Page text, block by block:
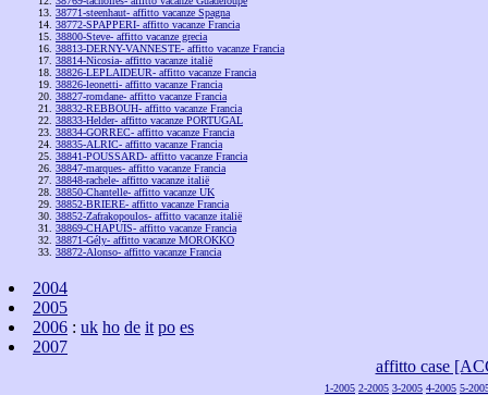
38771-steenhaut- affitto vacanze Spagna
38772-SPAPPERI- affitto vacanze Francia
38800-Steve- affitto vacanze grecia
38813-DERNY-VANNESTE- affitto vacanze Francia
38814-Nicosia- affitto vacanze italië
38826-LEPLAIDEUR- affitto vacanze Francia
38826-leonetti- affitto vacanze Francia
38827-romdane- affitto vacanze Francia
38832-REBBOUH- affitto vacanze Francia
38833-Helder- affitto vacanze PORTUGAL
38834-GORREC- affitto vacanze Francia
38835-ALRIC- affitto vacanze Francia
38841-POUSSARD- affitto vacanze Francia
38847-marques- affitto vacanze Francia
38848-rachele- affitto vacanze italië
38850-Chantelle- affitto vacanze UK
38852-BRIERE- affitto vacanze Francia
38852-Zafrakopoulos- affitto vacanze italië
38869-CHAPUIS- affitto vacanze Francia
38871-Gély- affitto vacanze MOROKKO
38872-Alonso- affitto vacanze Francia
2004
2005
2006 : uk ho de it po es
2007
affitto case
1-2005 2-2005 3-2005 4-2005 5-